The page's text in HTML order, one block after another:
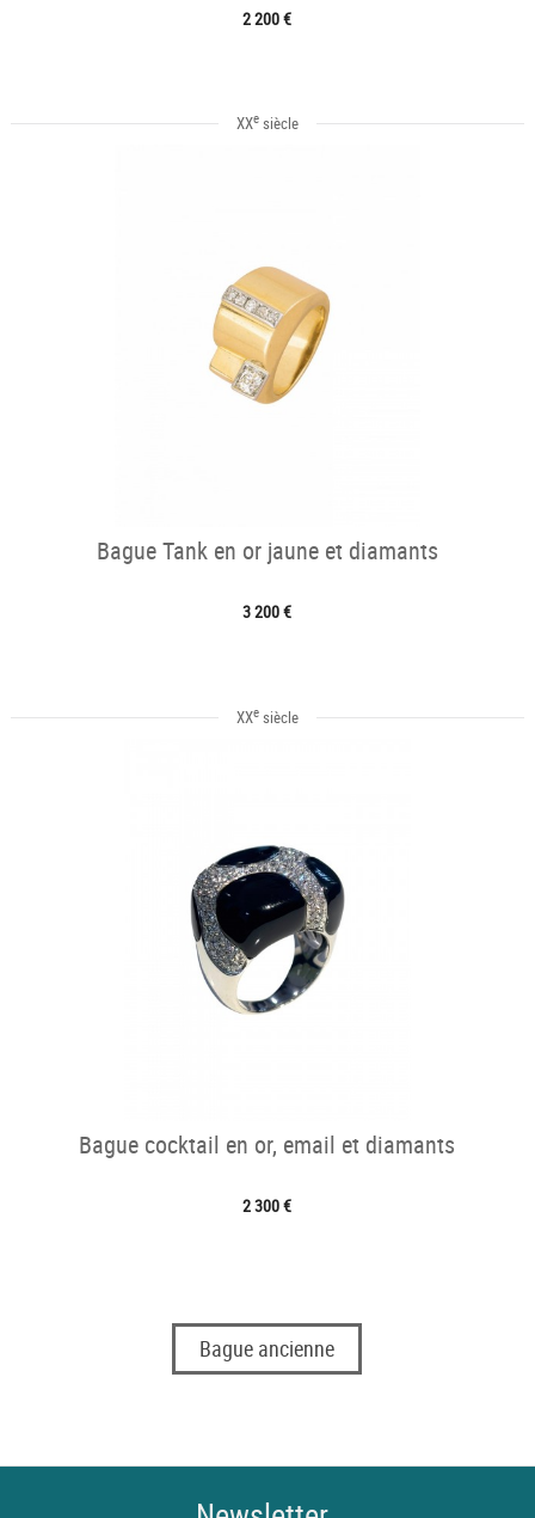
2 200 €
XXesiècle
Bague Tank en or jaune et diamants
3 200 €
XXesiècle
Bague cocktail en or, email et diamants
2 300 €
Bague ancienne